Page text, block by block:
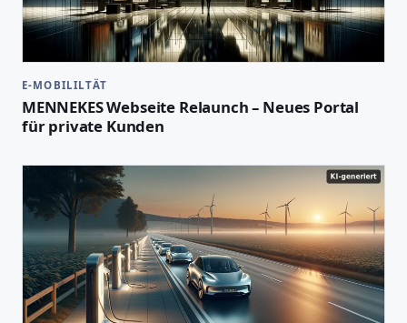
E-MOBILILTÄT
MENNEKES Webseite Relaunch – Neues Portal
für private Kunden